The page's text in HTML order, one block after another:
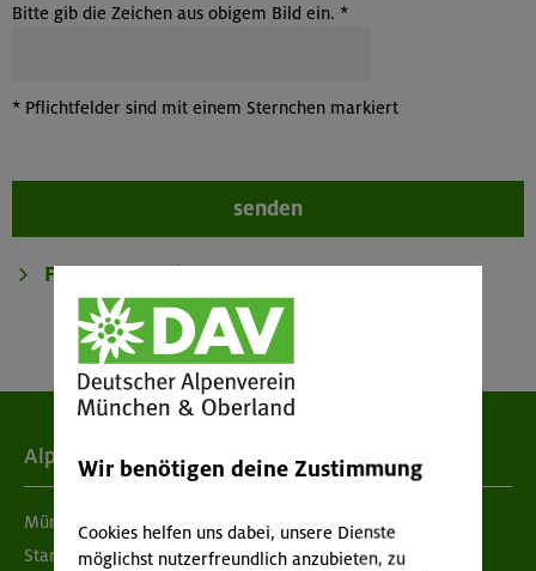
Bitte gib die Zeichen aus obigem Bild ein. *
* Pflichtfelder sind mit einem Sternchen markiert
Alpenverein
München & Oberland
Standorte
Wir benötigen deine Zustimmung
Cookies helfen uns dabei, unsere Dienste
möglichst nutzerfreundlich anzubieten, zu